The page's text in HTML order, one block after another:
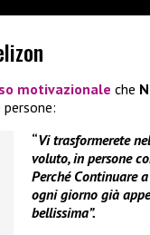
motivazionale che
“Vi trasformerete
voluto, in persone
Perché Continuare
ogni giorno già
bellissima”.